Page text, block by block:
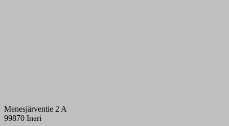
Menesjärventie 2 A
99870 Inari